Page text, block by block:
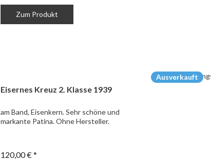
Zum Produkt
Eisernes Kreuz 2. Klasse 1939
am Band, Eisenkern. Sehr schöne und
markante Patina. Ohne Hersteller.
120,00 € *
Ausverkauft